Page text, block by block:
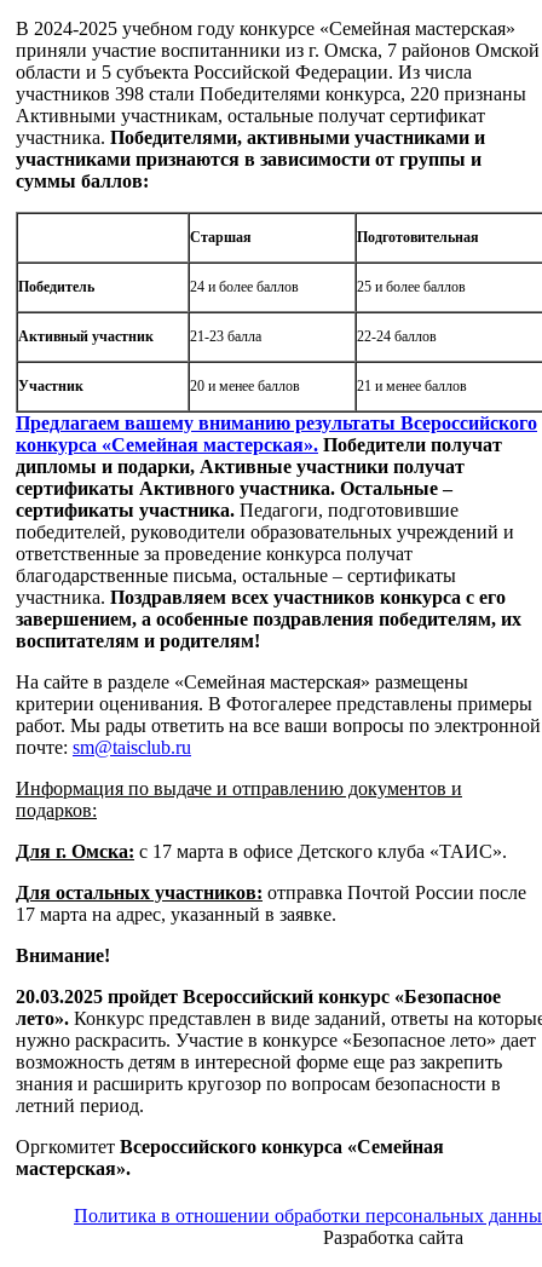
В 2024-2025 учебном году конкурсе «Семейная мастерская»
приняли участие воспитанники из г. Омска, 7 районов Омской
области и 5 субъекта Российской Федерации. Из числа
участников 398 стали Победителями конкурса, 220 признаны
Активными участникам, остальные получат сертификат
участника. Победителями, активными участниками и
участниками признаются в зависимости от группы и
суммы баллов:
Старшая Подготовительная
Победитель 24 и более баллов 25 и более баллов
Активный участник 21-23 балла 22-24 баллов
Участник 20 и менее баллов 21 и менее баллов
Предлагаем вашему вниманию результаты Всероссийского
конкурса «Семейная мастерская». Победители получат
дипломы и подарки, Активные участники получат
сертификаты Активного участника. Остальные –
сертификаты участника. Педагоги, подготовившие
победителей, руководители образовательных учреждений и
ответственные за проведение конкурса получат
благодарственные письма, остальные – сертификаты
участника. Поздравляем всех участников конкурса с его
завершением, а особенные поздравления победителям, их
воспитателям и родителям!
На сайте в разделе «Семейная мастерская» размещены
критерии оценивания. В Фотогалерее представлены примеры
работ. Мы рады ответить на все ваши вопросы по электронной
почте: sm@taisclub.ru
Информация по выдаче и отправлению документов и
подарков:
Для г. Омска: с 17 марта в офисе Детского клуба «ТАИС».
Для остальных участников: отправка Почтой России после
17 марта на адрес, указанный в заявке.
Внимание!
20.03.2025 пройдет Всероссийский конкурс «Безопасное
лето». Конкурс представлен в виде заданий, ответы на
нужно раскрасить. Участие в конкурсе «Безопасное лето» дает
возможность детям в интересной форме еще раз закрепить
знания и расширить кругозор по вопросам безопасности в
летний период.
Оргкомитет Всероссийского конкурса «Семейная
мастерская».
Политика в отношении обработки персональных
Разработка сайта